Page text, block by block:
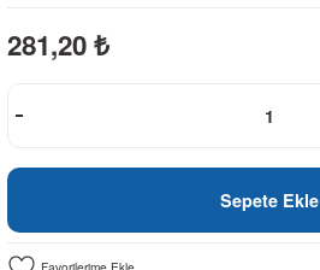
281,20 ₺
Sepete Ekle